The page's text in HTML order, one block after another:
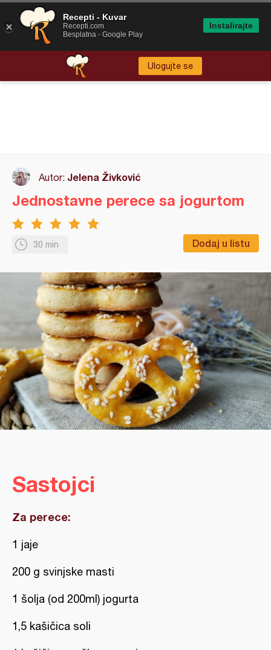
Ulogujte se
Autor: Jelena Živković
30 min Dodaj u listu
Jednostavne perece sa jogurtom
Sastojci
Za perece:
1 jaje
200 g svinjske masti
1 šolja (od 200ml) jogurta
1,5 kašičica soli
Recepti - Kuvar
Recepti.com
Besplatna - Google Play
Instalirajte